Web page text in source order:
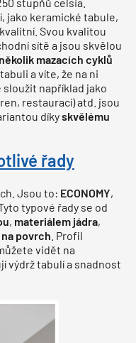
stupňů celsia.
jako keramické tabule,
Svou kvalitou
sítě a jsou skvělou
několik mazacích cyklů
a víte, že na ni
například jako
restaurací) atd. jsou
díkyskvělému
řady
Jsou to: ECONOMY,
Tyto typové řady se od
, materiálem jádra,
povrch . Profil
vidět na
výdrž tabulí a snadnost